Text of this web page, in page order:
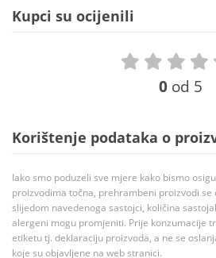
Kupci su ocijenili
0 od 5
Korištenje podataka o
Iako smo poduzeli sve mjere kako bismo
proizvodima točna, prehrambeni proizvodi se
slijedom navedenoga sastojci, količina
alergeni mogu promjeniti. Prije konzumacije
etiketu tj. deklaraciju proizvoda, a ne se
koje su objavljene na web stranici.